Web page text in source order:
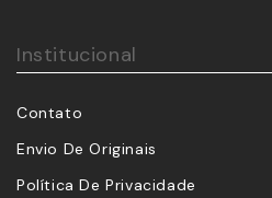
Institucional
Contato
Envio De Originais
Política De Privacidade